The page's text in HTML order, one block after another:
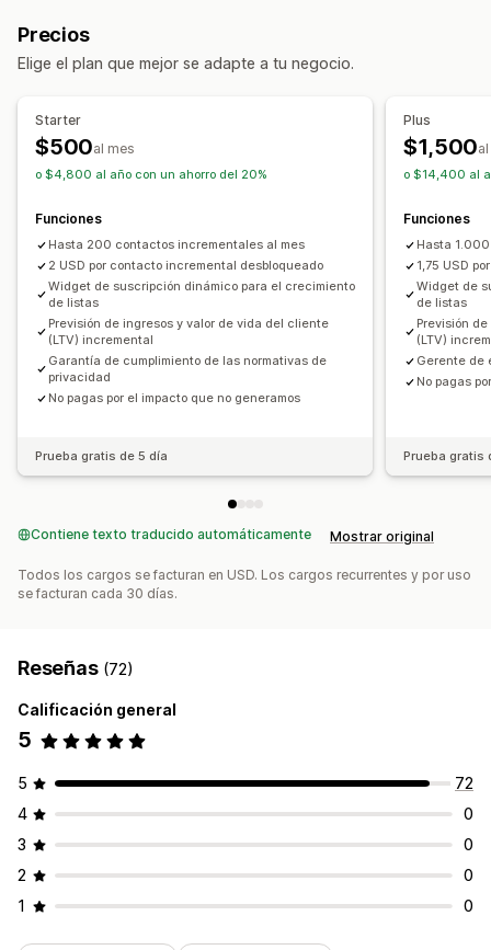
Localización
Lista de captura de correos electrónicos
Geolocalización
Precios
Elige el plan que mejor se adapte a tu negocio.
Starter
$500al mes
o $4,800 al año con un ahorro del 20%
Funciones
Hasta 200 contactos incrementales al mes
2 USD por contacto incremental desbloqueado
Widget de suscripción dinámico para el crecimiento
de listas
Previsión de ingresos y valor de vida del cliente
(LTV) incremental
Garantía de cumplimiento de las normativas de
privacidad
No pagas por el impacto que no generamos
Prueba gratis de 5 día
Plus
$1,500
o $14,400 al
Funciones
Hasta
1,75 USD
Widget de
de listas
Previsión
(LTV)
Gerente de
No pagas
Prueba gratis
Contiene texto traducido automáticamente Mostrar original
Todos los cargos se facturan en USD. Los cargos recurrentes y por uso
se facturan cada 30 días.
Reseñas (72)
Calificación general
5
5
72
4
0
3
0
2
0
1
0